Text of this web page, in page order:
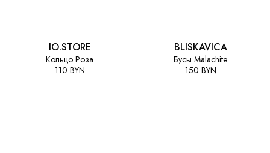
IO.STORE
Кольцо Роза
110 BYN
BLISKAVICA
Бусы Malachite
150 BYN